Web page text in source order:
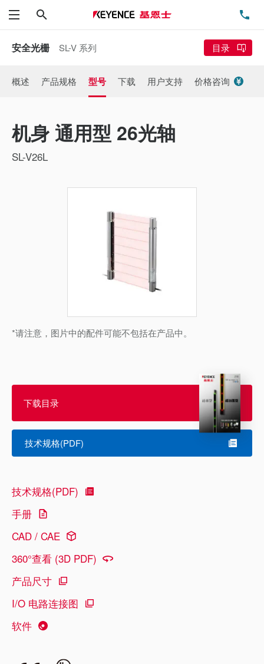
菜单
安全光栅 SL-V 系列 目录
概述 产品规格 型号 下载 用户支持 价格咨询
机身 通用型 26光轴
SL-V26L
*请注意，图片中的配件可能不包括在产品中。
下载目录
技术规格(PDF)
技术规格(PDF)
手册
CAD / CAE
360°查看 (3D PDF)
产品尺寸
I/O 电路连接图
软件